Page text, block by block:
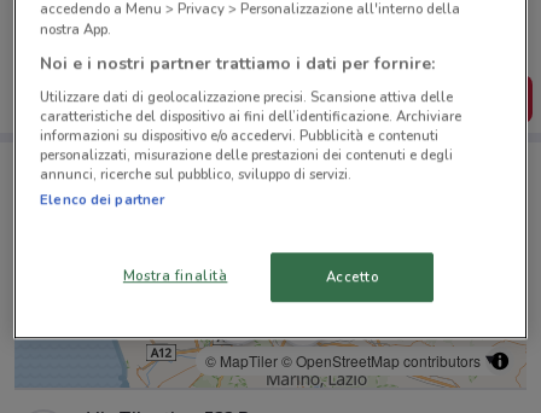
Puoi trovare le migliori offerte dei negozi vicino a te,
dal tuo cellulare.
SCARICA L’APP
Negozi B di Bimbi a Roma
© MapTiler© OpenStreetMap contributors
accedendo a Menu > Privacy > Personalizzazione all'interno della
nostra App.
Noi e i nostri partner trattiamo i dati per fornire:
Utilizzare dati di geolocalizzazione precisi. Scansione attiva delle
caratteristiche del dispositivo ai fini dell’identificazione. Archiviare
informazioni su dispositivo e/o accedervi. Pubblicità e contenuti
personalizzati, misurazione delle prestazioni dei contenuti e degli
annunci, ricerche sul pubblico, sviluppo di servizi.
Elenco dei partner
Mostra finalità Accetto